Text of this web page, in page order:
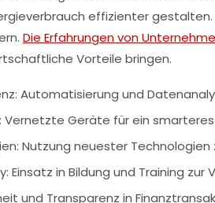
effizienter
Die Erfahrungen von
Vorteile bringen.
: Automatisierung und
: Vernetzte Geräte für ein
: Nutzung neuester Technologien
: Einsatz in Bildung und Training
und Transparenz in